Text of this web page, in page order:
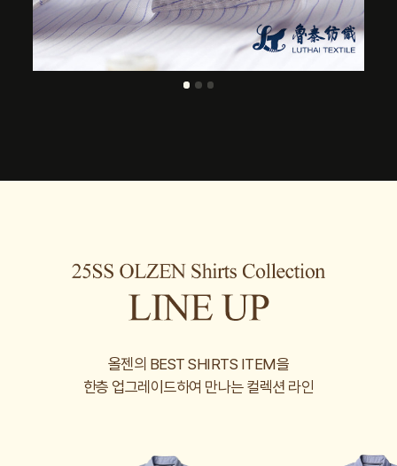
올젠의 BEST SHIRTS ITEM을
한층 업그레이드하여 만나는 컬렉션 라인